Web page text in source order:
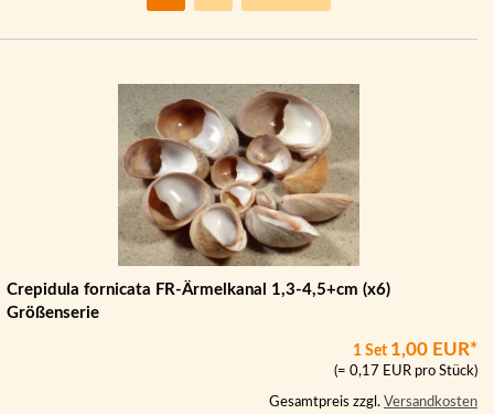
Crepidula fornicata FR-Ärmelkanal 1,3-4,5+cm (x6)
Größenserie
1 Set 1,00 EUR*
(= 0,17 EUR pro Stück)
Gesamtpreis zzgl. Versandkosten